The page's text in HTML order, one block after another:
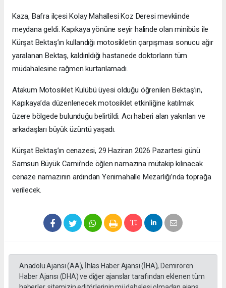
Kaza, Bafra ilçesi Kolay Mahallesi Koz Deresi mevkiinde
meydana geldi. Kapıkaya yönüne seyir halinde olan minibüs ile
Kürşat Bektaş’ın kullandığı motosikletin çarpışması sonucu ağır
yaralanan Bektaş, kaldırıldığı hastanede doktorların tüm
müdahalesine rağmen kurtarılamadı.
Atakum Motosiklet Kulübü üyesi olduğu öğrenilen Bektaş’ın,
Kapıkaya’da düzenlenecek motosiklet etkinliğine katılmak
üzere bölgede bulunduğu belirtildi. Acı haberi alan yakınları ve
arkadaşları büyük üzüntü yaşadı.
Kürşat Bektaş’ın cenazesi, 29 Haziran 2026 Pazartesi günü
Samsun Büyük Camii’nde öğlen namazına mütakip kılınacak
cenaze namazının ardından Yenimahalle Mezarlığı’nda toprağa
verilecek.
Anadolu Ajansı (AA), İhlas Haber Ajansı (İHA), Demirören
Haber Ajansı (DHA) ve diğer ajanslar tarafından eklenen tüm